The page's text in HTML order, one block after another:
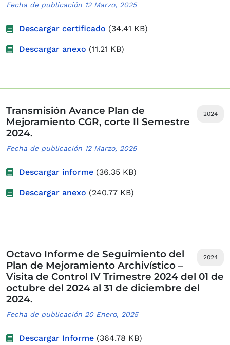
Fecha de publicación 12 Marzo, 2025
Descargar certificado (34.41 KB)
Descargar anexo (11.21 KB)
2024
Transmisión Avance Plan de
Mejoramiento CGR, corte II Semestre
2024.
Fecha de publicación 12 Marzo, 2025
Descargar informe (36.35 KB)
Descargar anexo (240.77 KB)
2024
Octavo Informe de Seguimiento del
Plan de Mejoramiento Archivístico –
Visita de Control IV Trimestre 2024 del 01 de
octubre del 2024 al 31 de diciembre del
2024.
Fecha de publicación 20 Enero, 2025
Descargar Informe (364.78 KB)